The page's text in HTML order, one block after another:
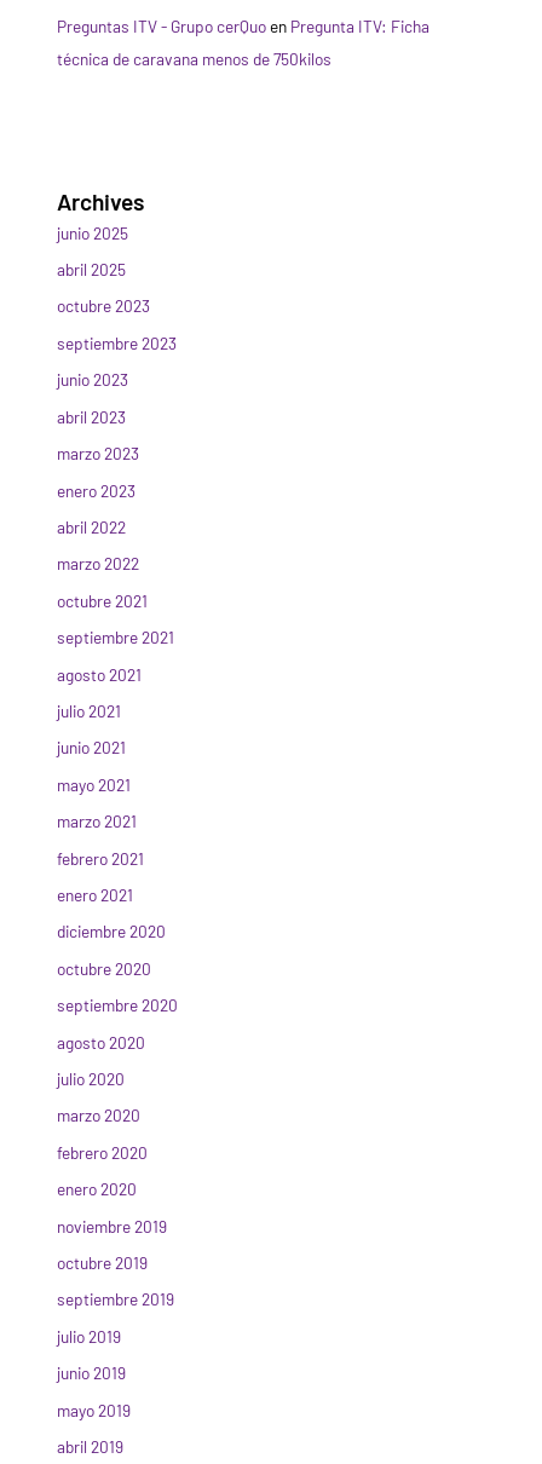
Preguntas ITV - Grupo cerQuoen Pregunta ITV: Ficha
técnica de caravana menos de 750kilos
Archives
junio 2025
abril 2025
octubre 2023
septiembre 2023
junio 2023
abril 2023
marzo 2023
enero 2023
abril 2022
marzo 2022
octubre 2021
septiembre 2021
agosto 2021
julio 2021
junio 2021
mayo 2021
marzo 2021
febrero 2021
enero 2021
diciembre 2020
octubre 2020
septiembre 2020
agosto 2020
julio 2020
marzo 2020
febrero 2020
enero 2020
noviembre 2019
octubre 2019
septiembre 2019
julio 2019
junio 2019
mayo 2019
abril 2019